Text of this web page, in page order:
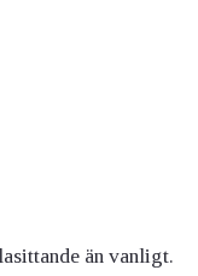
än vanligt.